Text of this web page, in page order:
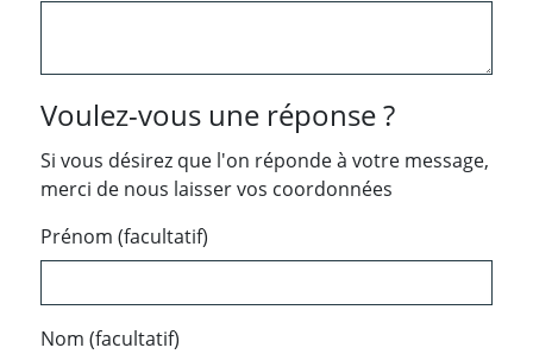
Voulez-vous une réponse ?
Si vous désirez que l'on réponde à votre message,
merci de nous laisser vos coordonnées
Prénom (facultatif)
Nom (facultatif)